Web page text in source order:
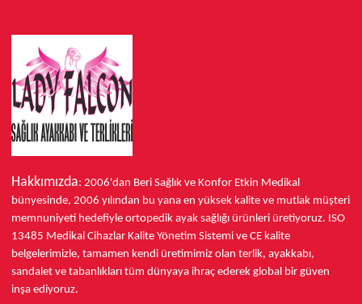
Hakkımızda: 2006'dan Beri Sağlık ve Konfor Etkin Medikal
bünyesinde, 2006 yılından bu yana en yüksek kalite ve mutlak müşteri
memnuniyeti hedefiyle ortopedik ayak sağlığı ürünleri üretiyoruz. ISO
13485 Medikal Cihazlar Kalite Yönetim Sistemi ve CE kalite
belgelerimizle, tamamen kendi üretimimiz olan terlik, ayakkabı,
sandalet ve tabanlıkları tüm dünyaya ihraç ederek global bir güven
inşa ediyoruz.